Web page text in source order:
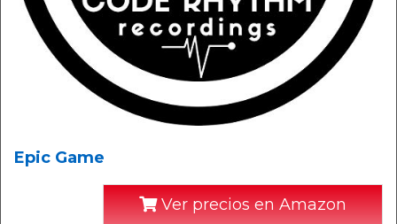
Epic Game
Ver precios en Amazon